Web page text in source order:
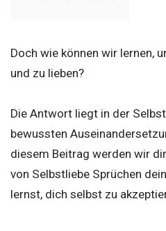
Doch wie können wir lernen,
und zu lieben?
Die Antwort liegt in der
bewussten
diesem Beitrag werden wir
von Selbstliebe Sprüchen
lernst, dich selbst zu